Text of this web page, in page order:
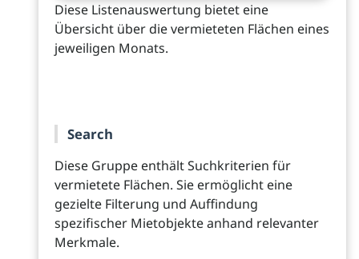
Diese Listenauswertung bietet eine
Übersicht über die vermieteten Flächen eines
jeweiligen Monats.
Search
Diese Gruppe enthält Suchkriterien für
vermietete Flächen. Sie ermöglicht eine
gezielte Filterung und Auffindung
spezifischer Mietobjekte anhand relevanter
Merkmale.